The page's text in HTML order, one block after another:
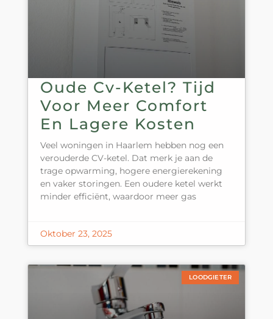
Oude Cv-Ketel? Tijd
Voor Meer Comfort
En Lagere Kosten
Veel woningen in Haarlem hebben nog een
verouderde CV-ketel. Dat merk je aan de
trage opwarming, hogere energierekening
en vaker storingen. Een oudere ketel werkt
minder efficiënt, waardoor meer gas
Oktober 23, 2025
LOODGIETER